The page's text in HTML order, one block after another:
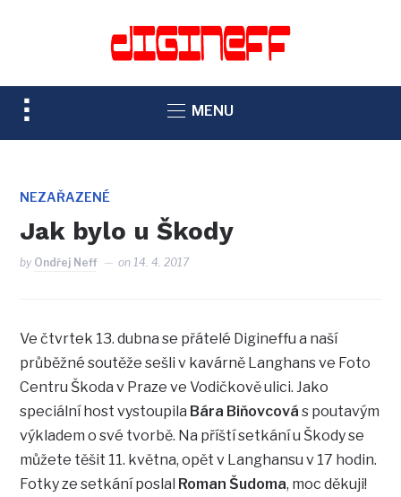
TOGGLE
SIDEBAR
NAVIGATION
MENU
NEZAŘAZENÉ
Jak bylo u Škody
by Ondřej Neff on14. 4. 2017
Ve čtvrtek 13. dubna se přátelé Digineffu a naší
průběžné soutěže sešli v kavárně Langhans ve Foto
Centru Škoda v Praze ve Vodičkově ulici. Jako
speciální host vystoupila Bára Biňovcová s poutavým
výkladem o své tvorbě. Na příští setkání u Škody se
můžete těšit 11. května, opět v Langhansu v 17 hodin.
Fotky ze setkání poslal Roman Šudoma, moc děkuji!